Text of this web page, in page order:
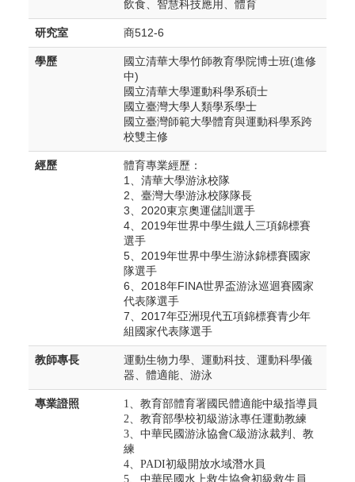
飲食、智慧科技應用、體育
研究室 商512-6
學歷
國立清華大學竹師教育學院博士班(進修
中)
國立清華大學運動科學系碩士
國立臺灣大學人類學系學士
國立臺灣師範大學體育與運動科學系跨
校雙主修
經歷
體育專業經歷：
1
、清華大學游泳校隊
2 、臺灣大學游泳校隊隊長
3 、2020東京奧運儲訓選手
4 、2019年世界中學生鐵人三項錦標賽
選手
5 、2019年世界中學生游泳錦標賽國家
隊選手
6 、2018年FINA世界盃游泳巡迴賽國家
代表隊選手
7 、2017年亞洲現代五項錦標賽青少年
組國家代表隊選手
教師專長
運動生物力學、運動科技、運動科學儀
器、體適能、游泳
專業證照 1
、教育部體育署國民體適能中級指導員
2 、教育部學校初級游泳專任運動教練
3 、中華民國游泳協會C級游泳裁判、教
練
4 、PADI初級開放水域潛水員
5 、中華民國水上救生協會初級救生員